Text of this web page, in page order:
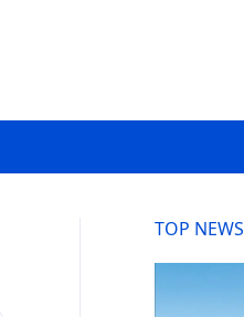
TOP NEWS